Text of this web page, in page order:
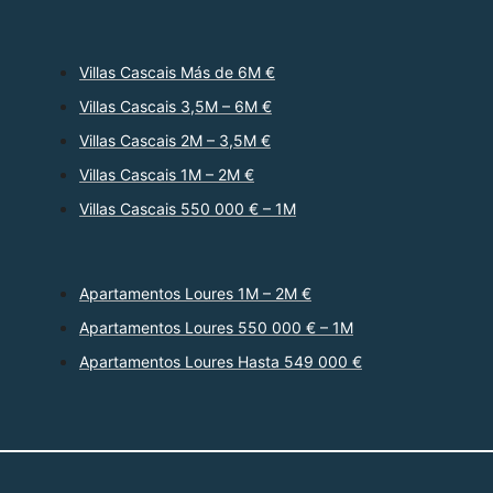
Villas Cascais Más de 6M €
Villas Cascais 3,5M – 6M €
Villas Cascais 2M – 3,5M €
Villas Cascais 1M – 2M €
Villas Cascais 550 000 € – 1M
Apartamentos Loures 1M – 2M €
Apartamentos Loures 550 000 € – 1M
Apartamentos Loures Hasta 549 000 €